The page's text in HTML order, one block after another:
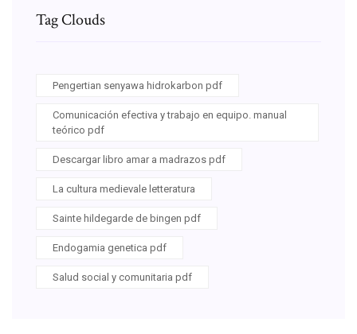
Tag Clouds
Pengertian senyawa hidrokarbon pdf
Comunicación efectiva y trabajo en equipo. manual
teórico pdf
Descargar libro amar a madrazos pdf
La cultura medievale letteratura
Sainte hildegarde de bingen pdf
Endogamia genetica pdf
Salud social y comunitaria pdf